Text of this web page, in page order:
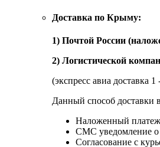
Доставка по Крыму:
1) Почтой России
2) Логистической
(экспресс авиа доставка
Данный способ доставки
Наложенный
СМС уведомление о
Согласование с